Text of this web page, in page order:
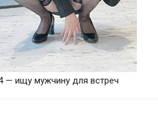
— ищу мужчину для встреч